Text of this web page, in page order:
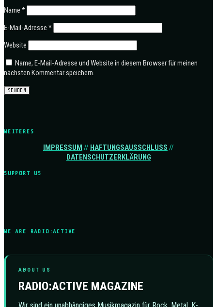
Name *
E-Mail-Adresse *
Website
Name, E-Mail-Adresse und Website in diesem Browser für meinen
nächsten Kommentar speichern.
WEITERES
IMPRESSUM // HAFTUNGSAUSSCHLUSS //
DATENSCHUTZERKLÄRUNG
SUPPORT US
WE ARE RADIO:ACTIVE
ABOUT US
RADIO:ACTIVE MAGAZINE